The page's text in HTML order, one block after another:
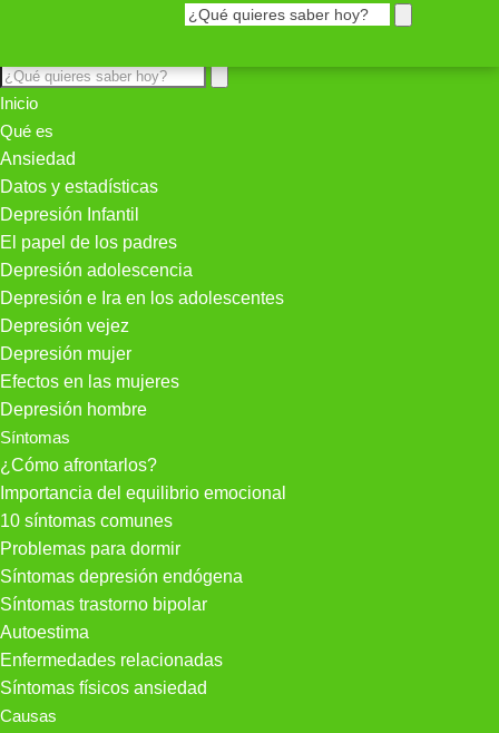
Inicio
Qué es
Ansiedad
Datos y estadísticas
Depresión Infantil
El papel de los padres
Depresión adolescencia
Depresión e Ira en los adolescentes
Depresión vejez
Depresión mujer
Efectos en las mujeres
Depresión hombre
Síntomas
¿Cómo afrontarlos?
Importancia del equilibrio emocional
10 síntomas comunes
Problemas para dormir
Síntomas depresión endógena
Síntomas trastorno bipolar
Autoestima
Enfermedades relacionadas
Síntomas físicos ansiedad
Causas